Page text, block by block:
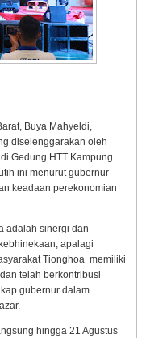
Buya Mahyeldi,
diselenggarakan oleh
Gedung HTT Kampung
ini menurut gubernur
keadaan perekonomian
adalah sinergi dan
apalagi
Tionghoa memiliki
telah berkontribusi
gubernur dalam
hingga 21 Agustus